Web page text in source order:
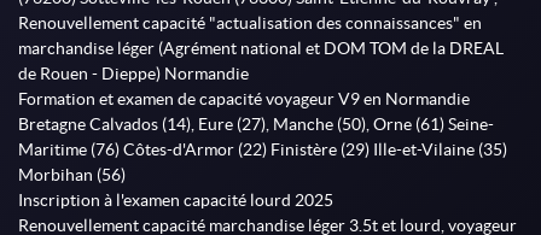
Renouvellement capacité "actualisation des connaissances" en
marchandise léger (Agrément national et DOM TOM de la DREAL
de Rouen - Dieppe) Normandie
Formation et examen de capacité voyageur V9 en Normandie
Bretagne Calvados (14), Eure (27), Manche (50), Orne (61) Seine-
Maritime (76) Côtes-d'Armor (22) Finistère (29) Ille-et-Vilaine (35)
Morbihan (56)
Inscription à l'examen capacité lourd 2025
Renouvellement capacité marchandise léger 3.5t et lourd, voyageur